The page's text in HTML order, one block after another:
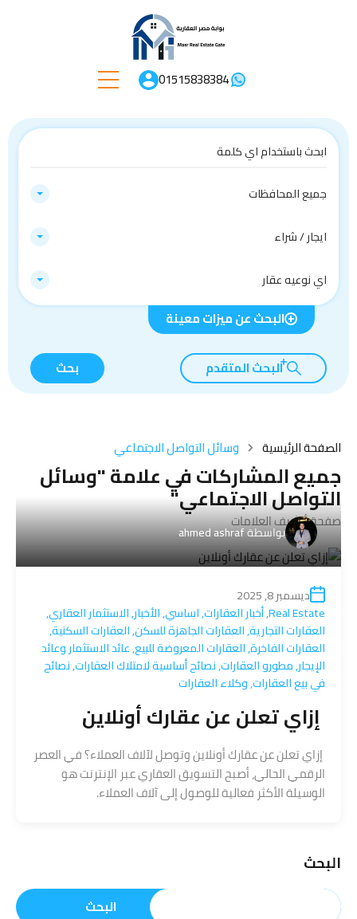
01515838384
جميع المحافظات
ايجار / شراء
اي نوعيه عقار
البحث عن ميزات معينة
البحث المتقدم بحث
الصفحة الرئيسية وسائل التواصل الاجتماعي
جميع المشاركات في علامة "وسائل
التواصل الاجتماعي"
صفحة أرشيف العلامات
بواسطةahmed ashraf
ديسمبر 8, 2025
Real Estate
,أخبار العقارات,اساسي,الأخبار,الاستثمار العقاري,
العقارات التجارية,العقارات الجاهزة للسكن,العقارات السكنية,
العقارات الفاخرة,العقارات المعروضة للبيع,عائد الاستثمار وعائد
الإيجار,مطورو العقارات,نصائح أساسية لامتلاك العقارات,نصائح
في بيع العقارات,وكلاء العقارات
إزاي تعلن عن عقارك أونلاين
إزاي تعلن عن عقارك أونلاين وتوصل لآلاف العملاء؟ في العصر
الرقمي الحالي، أصبح التسويق العقاري عبر الإنترنت هو
الوسيلة الأكثر فعالية للوصول إلى آلاف العملاء.
البحث
البحث